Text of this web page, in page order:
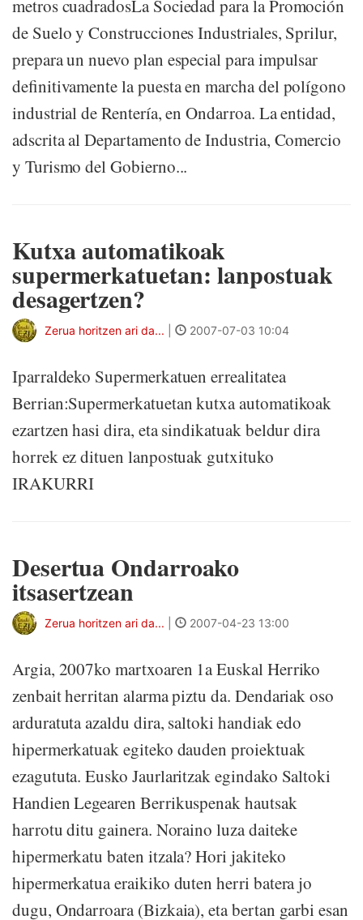
metros cuadradosLa Sociedad para la Promoción
de Suelo y Construcciones Industriales, Sprilur,
prepara un nuevo plan especial para impulsar
definitivamente la puesta en marcha del polígono
industrial de Rentería, en Ondarroa. La entidad,
adscrita al Departamento de Industria, Comercio
y Turismo del Gobierno...
Kutxa automatikoak
supermerkatuetan: lanpostuak
desagertzen?
Zerua horitzen ari da... 2007-07-03 10:04
Iparraldeko Supermerkatuen errealitatea
Berrian:Supermerkatuetan kutxa automatikoak
ezartzen hasi dira, eta sindikatuak beldur dira
horrek ez dituen lanpostuak gutxituko
IRAKURRI
Desertua Ondarroako
itsasertzean
Zerua horitzen ari da... 2007-04-23 13:00
Argia, 2007ko martxoaren 1a Euskal Herriko
zenbait herritan alarma piztu da. Dendariak oso
arduratuta azaldu dira, saltoki handiak edo
hipermerkatuak egiteko dauden proiektuak
ezagututa. Eusko Jaurlaritzak egindako Saltoki
Handien Legearen Berrikuspenak hautsak
harrotu ditu gainera. Noraino luza daiteke
hipermerkatu baten itzala? Hori jakiteko
hipermerkatua eraikiko duten herri batera jo
dugu, Ondarroara (Bizkaia), eta bertan garbi esan